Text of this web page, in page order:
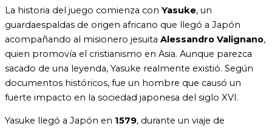
La historia del juego comienza con Yasuke, un
guardaespaldas de origen africano que llegó a Japón
acompañando al misionero jesuita Alessandro Valignano,
quien promovía el cristianismo en Asia. Aunque parezca
sacado de una leyenda, Yasuke realmente existió. Según
documentos históricos, fue un hombre que causó un
fuerte impacto en la sociedad japonesa del siglo XVI.
Yasuke llegó a Japón en 1579, durante un viaje de